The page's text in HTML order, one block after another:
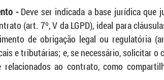
-
Deve ser indicada a base jurídica que
(art. 7º, V da LGPD), ideal para
de obrigação legal ou regulatória
e tributárias; e, se necessário, solicitar
ao contrato, como